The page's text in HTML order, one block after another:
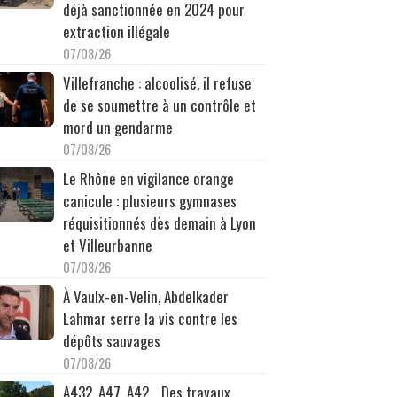
déjà sanctionnée en 2024 pour
extraction illégale
07/08/26
Villefranche : alcoolisé, il refuse
de se soumettre à un contrôle et
mord un gendarme
07/08/26
Le Rhône en vigilance orange
canicule : plusieurs gymnases
réquisitionnés dès demain à Lyon
et Villeurbanne
07/08/26
À Vaulx-en-Velin, Abdelkader
Lahmar serre la vis contre les
dépôts sauvages
07/08/26
A432, A47, A42… Des travaux